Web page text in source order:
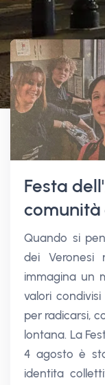
Festa
comunità
Quando si
dei Veronesi
immagina un
valori
per radicarsi,
lontana. La
4 agosto è
identita